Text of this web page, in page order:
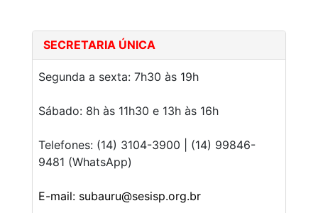
SECRETARIA ÚNICA
Segunda a sexta: 7h30 às 19h
Sábado: 8h às 11h30 e 13h às 16h
Telefones: (14) 3104-3900 | (14) 99846-
9481 (WhatsApp)
E-mail: subauru@sesisp.org.br